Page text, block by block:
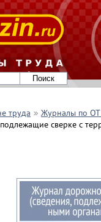
труда
Журналы по
сверке с